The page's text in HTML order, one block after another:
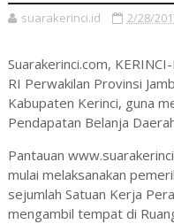
suarakerinci.id 2/28/
Suarakerinci.com,
RI Perwakilan Provinsi
Kabupaten Kerinci, guna
Pendapatan Belanja
Pantauan
mulai melaksanakan
sejumlah Satuan Kerja
mengambil tempat di